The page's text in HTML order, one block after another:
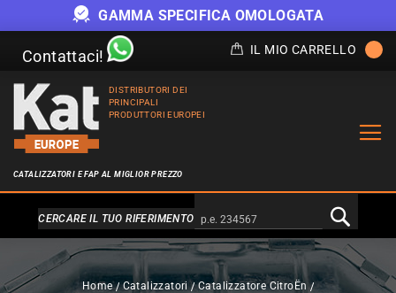
GAMMA SPECIFICA OMOLOGATA
Contattaci! IL MIO CARRELLO
DISTRIBUTORI DEI
PRINCIPALI
PRODUTTORI EUROPEI
CATALIZZATORI E FAP AL MIGLIOR PREZZO
Alternativa a Doofinder
CERCARE IL TUO RIFERIMENTO
Home Catalizzatori Catalizzatore CitroËn